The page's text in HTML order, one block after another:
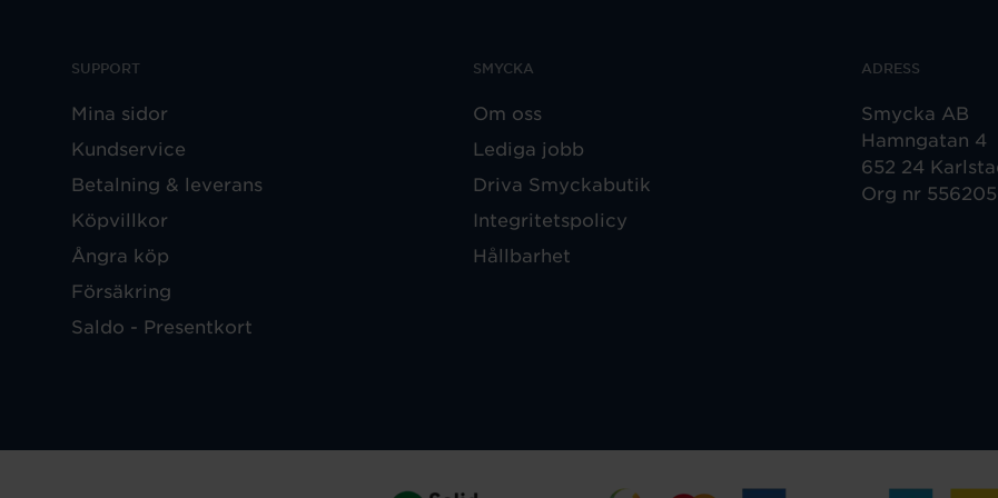
SUPPORT
Mina sidor
Kundservice
Betalning & leverans
Köpvillkor
Ångra köp
Försäkring
Saldo - Presentkort
SMYCKA
Om oss
Lediga jobb
Driva Smyckabutik
Integritetspolicy
Hållbarhet
ADRESS
Smycka AB
Hamngatan 4
652 24
Org nr